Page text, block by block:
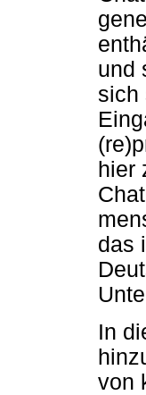
und
sich
hier
das
In
von